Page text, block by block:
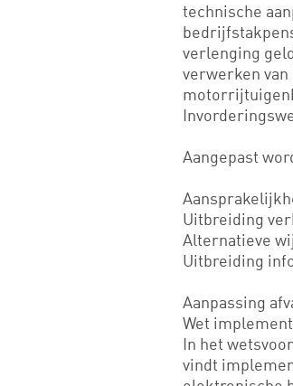
technische
verlenging
verwerken van
Aangepast
Uitbreiding
Alternatieve
Uitbreiding
Aanpassing
Wet
In het
vindt